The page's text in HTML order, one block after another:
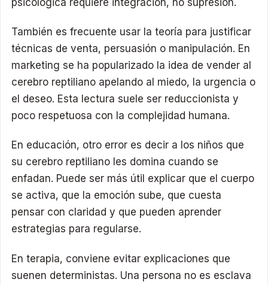
También es frecuente usar la teoría para justificar
técnicas de venta, persuasión o manipulación. En
marketing se ha popularizado la idea de vender al
cerebro reptiliano apelando al miedo, la urgencia o
el deseo. Esta lectura suele ser reduccionista y
poco respetuosa con la complejidad humana.
En educación, otro error es decir a los niños que
su cerebro reptiliano les domina cuando se
enfadan. Puede ser más útil explicar que el cuerpo
se activa, que la emoción sube, que cuesta
pensar con claridad y que pueden aprender
estrategias para regularse.
En terapia, conviene evitar explicaciones que
suenen deterministas. Una persona no es esclava